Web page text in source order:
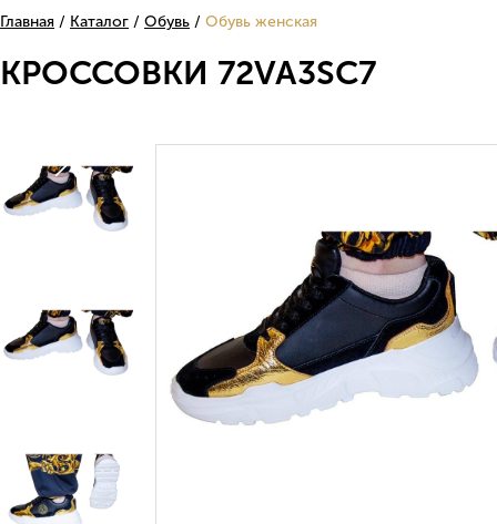
Главная Каталог Обувь Обувь женская
КРОССОВКИ 72VA3SC7